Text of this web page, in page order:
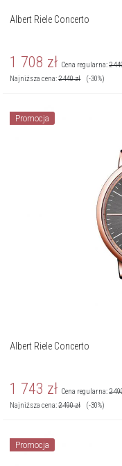
Albert Riele Concerto
1 708 zł Cena regularna:2
Najniższa cena:2 440zł (-30%)
Promocja
Albert Riele Concerto
1 743 zł Cena regularna:2
Najniższa cena:2 490zł (-30%)
Promocja